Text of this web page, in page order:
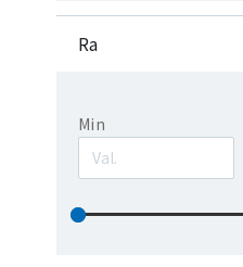
Ra
Min